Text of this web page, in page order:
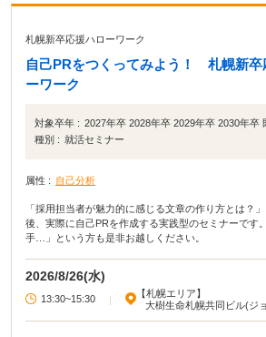
札幌新卒応援ハローワーク
自己PRをつくってみよう！ 札幌新卒
ーワーク
対象卒年 : 2027年卒 2028年卒 2029年卒 2030年卒
種別 : 就活セミナー
属性 : 自己分析
「採用担当者が魅力的に感じる文章の作り方とは？
後、実際に自己PRを作成する実践型のセミナーです
手…」という方も是非お越しください。
2026/8/26(水)
13:30~15:30 |
【札幌エリア】
大樹生命札幌共同ビル(ジ